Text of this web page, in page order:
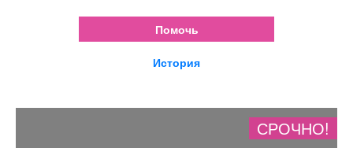
Помочь
История
СРОЧНО!